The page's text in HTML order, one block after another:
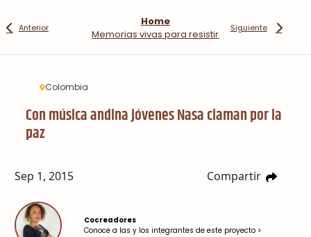
Anterior
Home
Memorias vivas para resistir
Siguiente
Colombia
Con música andina jóvenes Nasa claman por la
paz
Cocreadores
Conoce a las y los integrantes de este proyecto >
Sep 1, 2015 Compartir